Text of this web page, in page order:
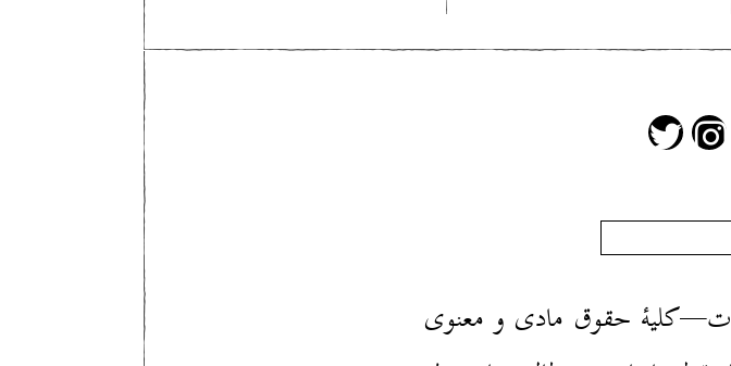
حقوق مادی و معنوی